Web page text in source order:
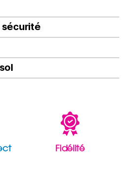
Fidélité